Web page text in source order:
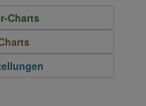
Charts